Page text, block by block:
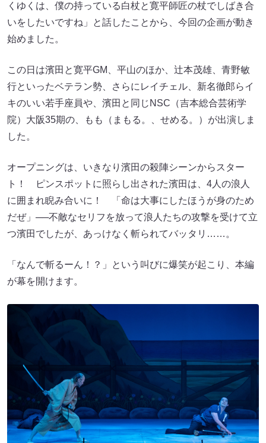
くゆくは、僕の持っている白杖と寛平師匠の杖でしばき合
いをしたいですね」と話したことから、今回の企画が動き
始めました。
この日は濱田と寛平GM、平山のほか、辻本茂雄、青野敏
行といったベテラン勢、さらにレイチェル、新名徹郎らイ
キのいい若手座員や、濱田と同じNSC（吉本総合芸術学
院）大阪35期の、もも（まもる。、せめる。）が出演しま
した。
オープニングは、いきなり濱田の殺陣シーンからスター
ト！ ピンスポットに照らし出された濱田は、4人の浪人
に囲まれ睨み合いに！ 「命は大事にしたほうが身のため
だぜ」──不敵なセリフを放って浪人たちの攻撃を受けて立
つ濱田でしたが、あっけなく斬られてバッタリ……。
「なんで斬るーん！？」という叫びに爆笑が起こり、本編
が幕を開けます。